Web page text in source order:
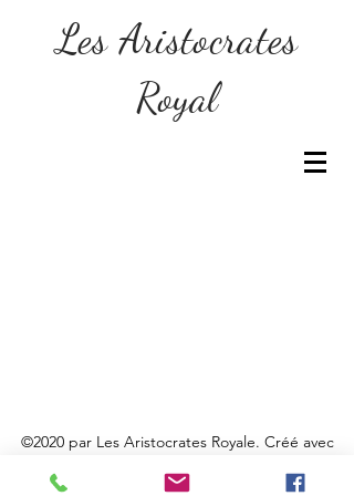
Les Aristocrates
Royal
©2020 par Les Aristocrates Royale. Créé avec
Wix.com